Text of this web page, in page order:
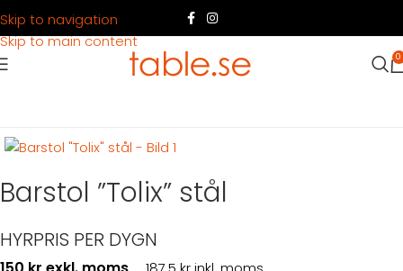
Skip to navigation
Skip to main content
0
Möbler Stolar
Barstol ”Tolix” stål
HYRPRIS PER DYGN